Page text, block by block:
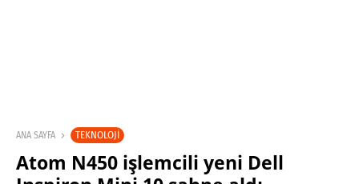
ANA SAYFA TEKNOLOJI
Atom N450 işlemcili yeni Dell